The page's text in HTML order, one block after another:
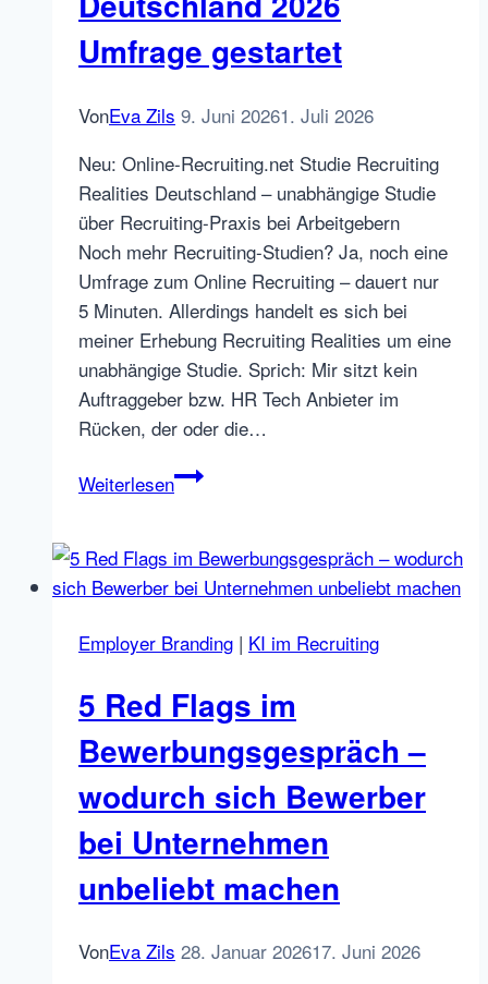
Umfrage gestartet
VonEva Zils 9. Juni 20261. Juli 2026
Neu: Online-Recruiting.net Studie Recruiting
Realities Deutschland – unabhängige Studie
über Recruiting-Praxis bei Arbeitgebern
Noch mehr Recruiting-Studien? Ja, noch eine
Umfrage zum Online Recruiting – dauert nur
5 Minuten. Allerdings handelt es sich bei
meiner Erhebung Recruiting Realities um eine
unabhängige Studie. Sprich: Mir sitzt kein
Auftraggeber bzw. HR Tech Anbieter im
Rücken, der oder die…
WeiterlesenRecruiting
2026
Umfrage
Employer Branding | KI im Recruiting
5 Red Flags im
Bewerbungsgespräch –
wodurch sich Bewerber
bei Unternehmen
unbeliebt machen
VonEva Zils 28. Januar 202617. Juni 2026